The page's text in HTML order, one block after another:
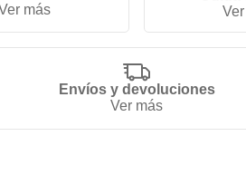
más
Envíos y devoluciones
Ver más